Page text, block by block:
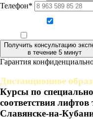
Телефон*
Получить консультацию
в течение 5 минут
Гарантия
Дистанционное
Курсы по
соответствия
Славянске-на-